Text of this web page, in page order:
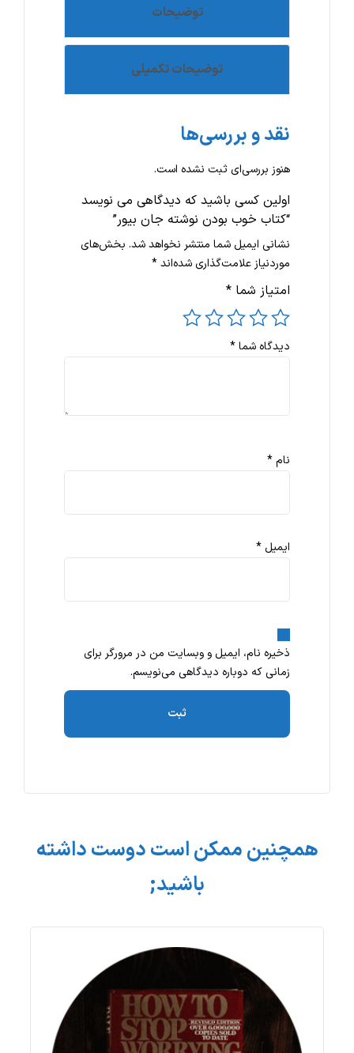
توضیحات
توضیحات تکمیلی
نقد و بررسی‌ها
هنوز بررسی‌ای ثبت نشده است.
اولین کسی باشید که دیدگاهی می نویسد
“کتاب خوب بودن نوشته جان بیور”
نشانی ایمیل شما منتشر نخواهد شد. بخش‌های
موردنیاز علامت‌گذاری شده‌اند*
امتیاز شما *
دیدگاه شما*
نام*
ایمیل *
ذخیره نام، ایمیل و وبسایت من در مرورگر برای
زمانی که دوباره دیدگاهی می‌نویسم.
همچنین ممکن است دوست داشته
باشید;